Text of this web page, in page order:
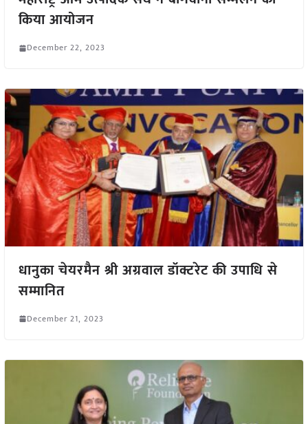
किया आयोजन
December 22, 2023
धानुका चेयरमैन श्री अग्रवाल डॉक्टरेट की उपाधि से
सम्मानित
December 21, 2023